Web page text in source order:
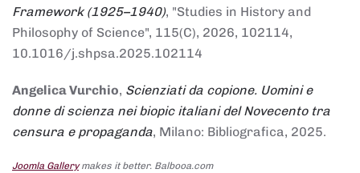
Framework (1925–1940), "Studies in History and
Philosophy of Science", 115(C), 2026, 102114,
10.1016/j.shpsa.2025.102114
Angelica Vurchio, Scienziati da copione. Uomini e
donne di scienza nei biopic italiani del Novecento tra
censura e propaganda, Milano: Bibliografica, 2025.
Joomla Gallerymakes it better. Balbooa.com